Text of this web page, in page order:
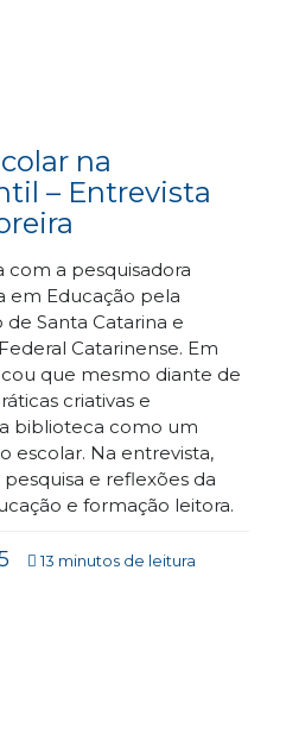
na
– Entrevista
com a pesquisadora
em Educação pela
Santa Catarina e
Catarinense. Em
que mesmo diante de
criativas e
biblioteca como um
escolar. Na entrevista,
e reflexões da
e formação leitora.
13 minutos de leitura